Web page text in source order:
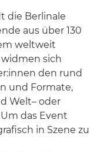
die Berlinale
aus über 130
weltweit
sich
den rund
und Formate,
Welt– oder
das Event
in Szene zu